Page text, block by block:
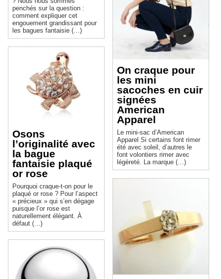
penchés sur la question :
comment expliquer cet
engouement grandissant pour
les bagues fantaisie (…)
Osons
l’originalité avec
la bague
fantaisie plaqué
or rose
Pourquoi craque-t-on pour le
plaqué or rose ? Pour l’aspect
« précieux » qui s’en dégage
puisque l’or rose est
naturellement élégant. À
défaut (…)
On craque pour
les mini
sacoches en cuir
signées
American
Apparel
Le mini-sac d’American
Apparel Si certains font rimer
été avec soleil, d’autres le
font volontiers rimer avec
légèreté. La marque (…)